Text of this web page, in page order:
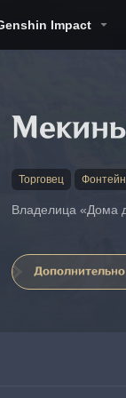
Impact
Торговец Фонтейн
Владелица «Дома
Дополнительно